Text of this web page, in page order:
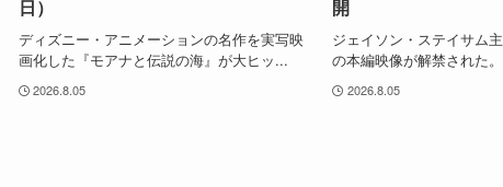
日）
ディズニー・アニメーションの名作を実写映
画化した『モアナと伝説の海』が大ヒッ...
2026.8.05
開
ジェイソン・ステイサム
の本編映像が解禁された
2026.8.05